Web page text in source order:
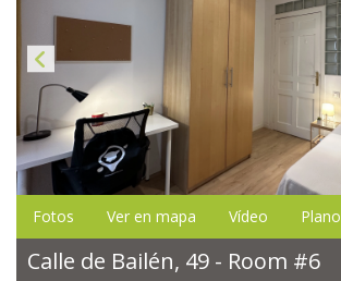
Fotos Ver en mapa Vídeo Plano
Calle de Bailén, 49 - Room #6